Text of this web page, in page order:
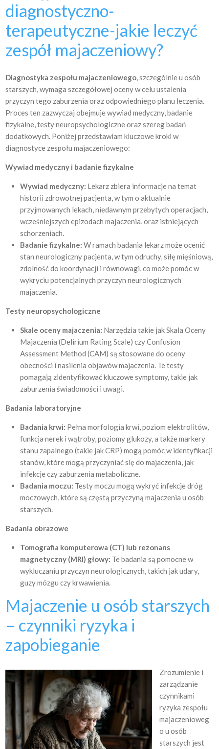
diagnostyczno-
terapeutyczne-jakie leczyć
zespół majaczeniowy?
Diagnostyka zespołu majaczeniowego , szczególnie u osób
starszych, wymaga szczegółowej oceny w celu ustalenia
przyczyn tego zaburzenia oraz odpowiedniego planu leczenia.
Proces ten zazwyczaj obejmuje wywiad medyczny, badanie
fizykalne, testy neuropsychologiczne oraz szereg badań
dodatkowych. Poniżej przedstawiam kluczowe kroki w
diagnostyce zespołu majaczeniowego:
Wywiad medyczny i badanie fizykalne
Wywiad medyczny: Lekarz zbiera informacje na temat
historii zdrowotnej pacjenta, w tym o aktualnie
przyjmowanych lekach, niedawnym przebytych operacjach,
wcześniejszych epizodach majaczenia, oraz istniejących
schorzeniach.
Badanie fizykalne: W ramach badania lekarz może ocenić
stan neurologiczny pacjenta, w tym odruchy, siłę mięśniową,
zdolność do koordynacji i równowagi, co może pomóc w
wykryciu potencjalnych przyczyn neurologicznych
majaczenia.
Testy neuropsychologiczne
Skale oceny majaczenia: Narzędzia takie jak Skala Oceny
Majaczenia (Delirium Rating Scale) czy Confusion
Assessment Method (CAM) są stosowane do oceny
obecności i nasilenia objawów majaczenia. Te testy
pomagają zidentyfikować kluczowe symptomy, takie jak
zaburzenia świadomości i uwagi.
Badania laboratoryjne
Badania krwi: Pełna morfologia krwi, poziom elektrolitów,
funkcja nerek i wątroby, poziomy glukozy, a także markery
stanu zapalnego (takie jak CRP) mogą pomóc w identyfikacji
stanów, które mogą przyczyniać się do majaczenia, jak
infekcje czy zaburzenia metaboliczne.
Badania moczu: Testy moczu mogą wykryć infekcje dróg
moczowych, które są częstą przyczyną majaczenia u osób
starszych.
Badania obrazowe
Tomografia komputerowa (CT) lub rezonans
magnetyczny (MRI) głowy: Te badania są pomocne w
wykluczaniu przyczyn neurologicznych, takich jak udary,
guzy mózgu czy krwawienia.
Majaczenie u osób starszych
– czynniki ryzyka i
zapobieganie
Zrozumienie i
zarządzanie
czynnikami
ryzyka zespołu
majaczenioweg
o u osób
starszych jest